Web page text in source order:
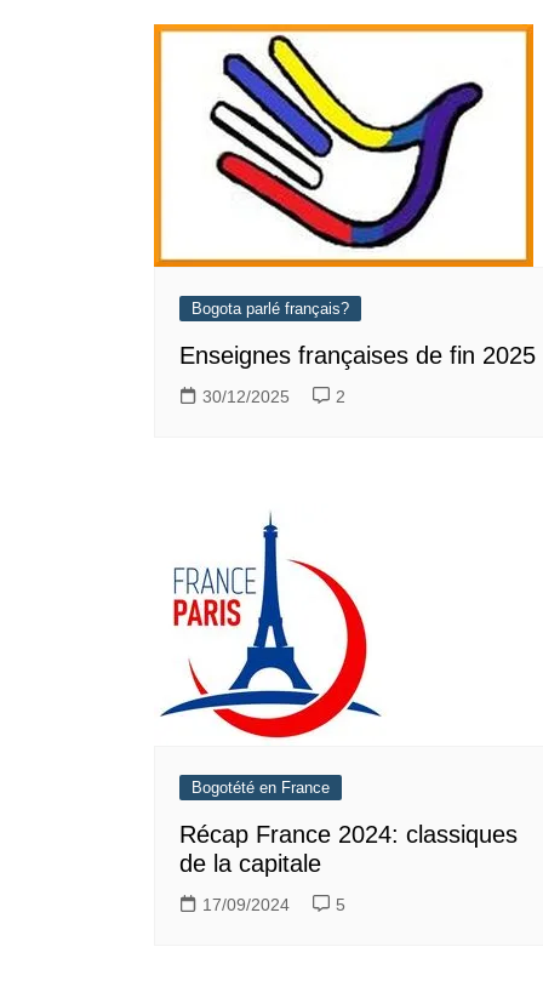
Bogota parlé français?
Enseignes françaises de fin 2025
30/12/2025 2
Bogotété en France
Récap France 2024: classiques
de la capitale
17/09/2024 5